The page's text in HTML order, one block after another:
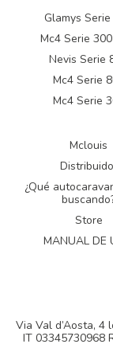
Glamys
Mc4 Serie
Nevis Serie
Mc4 Serie
Mc4 Serie
Mclouis
¿Qué
Store
MANUAL DE
Via Val d’Aosta, 4
IT 03345730968